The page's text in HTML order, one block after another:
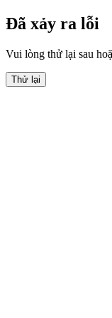
Đã xảy ra lỗi
Vui lòng thử lại sau
Thử lại